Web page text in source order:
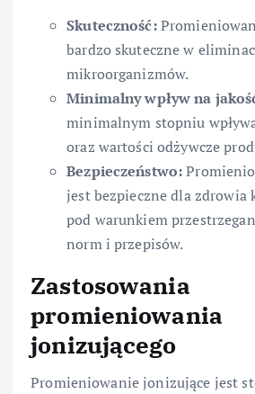
Skuteczność:
bardzo skuteczne w
mikroorganizmów.
Minimalny wpływ na
minimalnym stopniu
oraz wartości odżywcze
Bezpieczeństwo:
jest bezpieczne dla zdrowia
pod warunkiem
norm i przepisów.
Zastosowania
promieniowania
jonizującego
Promieniowanie jonizujące jest